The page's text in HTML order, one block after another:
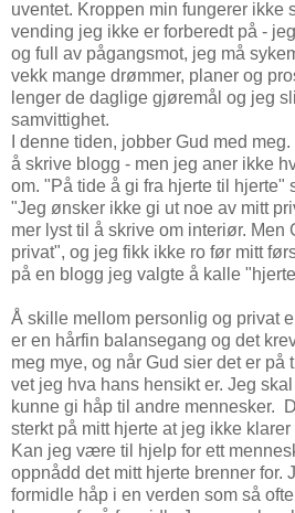
uventet. Kroppen min fungerer ikke
vending jeg ikke er forberedt på -
og full av pågangsmot, jeg må
vekk mange drømmer, planer og
lenger de daglige gjøremål og jeg
samvittighet.
I denne tiden, jobber Gud med
å skrive blogg - men jeg aner ikke
om. "På tide å gi fra hjerte til hjerte"
"Jeg ønsker ikke gi ut noe av mitt
mer lyst til å skrive om interiør. Men
privat", og jeg fikk ikke ro før mitt
på en blogg jeg valgte å kalle
Å skille mellom personlig og privat
er en hårfin balansegang og det
meg mye, og når Gud sier det er
vet jeg hva hans hensikt er. Jeg
kunne gi håp til andre mennesker.
sterkt på mitt hjerte at jeg ikke
Kan jeg være til hjelp for ett
oppnådd det mitt hjerte brenner for.
formidle håp i en verden som så